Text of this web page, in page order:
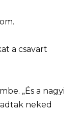
a csavart
„És a nagyi
neked